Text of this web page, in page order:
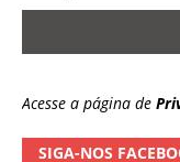
Acesse a página de
SIGA-NOS